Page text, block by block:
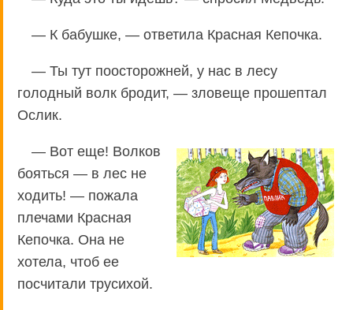
— К бабушке, — ответила Красная Кепочка.
— Ты тут поосторожней, у нас в лесу
голодный волк бродит, — зловеще прошептал
Ослик.
— Вот еще! Волков
бояться — в лес не
ходить! — пожала
плечами Красная
Кепочка. Она не
хотела, чтоб ее
посчитали трусихой.